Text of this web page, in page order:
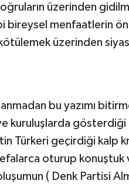
üzerinden
bireysel menfaatlerin
üzerinden
bu yazımı
kuruluşlarda
Türkeri geçirdiği kalp
oturup
( Denk Partisi